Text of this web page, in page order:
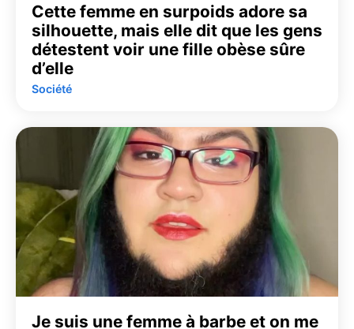
Cette femme en surpoids adore sa
silhouette, mais elle dit que les gens
détestent voir une fille obèse sûre
d’elle
Société
Je suis une femme à barbe et on me